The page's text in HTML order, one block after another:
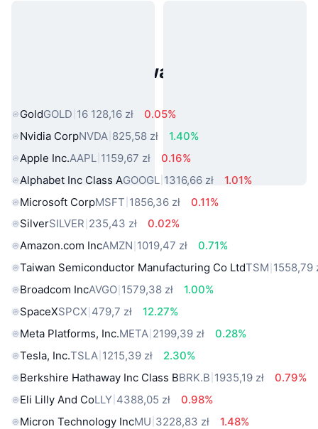
Popularne aktywa ze świata
GoldGOLD 16 128,16 zł
0.05%
Nvidia CorpNVDA 825,58 zł
1.40%
Apple Inc.AAPL 1159,67 zł
0.16%
Alphabet Inc Class AGOOGL 1316,66 zł
1.01%
Microsoft CorpMSFT 1856,36 zł
0.11%
SilverSILVER 235,43 zł
0.02%
Amazon.com IncAMZN 1019,47 zł
0.71%
Taiwan Semiconductor Manufacturing Co LtdTSM 1558,79
Broadcom IncAVGO 1579,38 zł
1.00%
SpaceXSPCX 479,7 zł
12.27%
Meta Platforms, Inc.META 2199,39 zł
0.28%
Tesla, Inc.TSLA 1215,39 zł
2.30%
Berkshire Hathaway Inc Class BBRK.B 1935,19 zł
0.79%
Eli Lilly And CoLLY 4388,05 zł
0.98%
Micron Technology IncMU 3228,83 zł
1.48%